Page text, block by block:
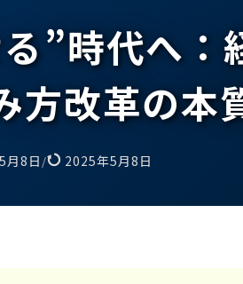
”時代へ：
方改革の本
月8日 / 2025年5月8日